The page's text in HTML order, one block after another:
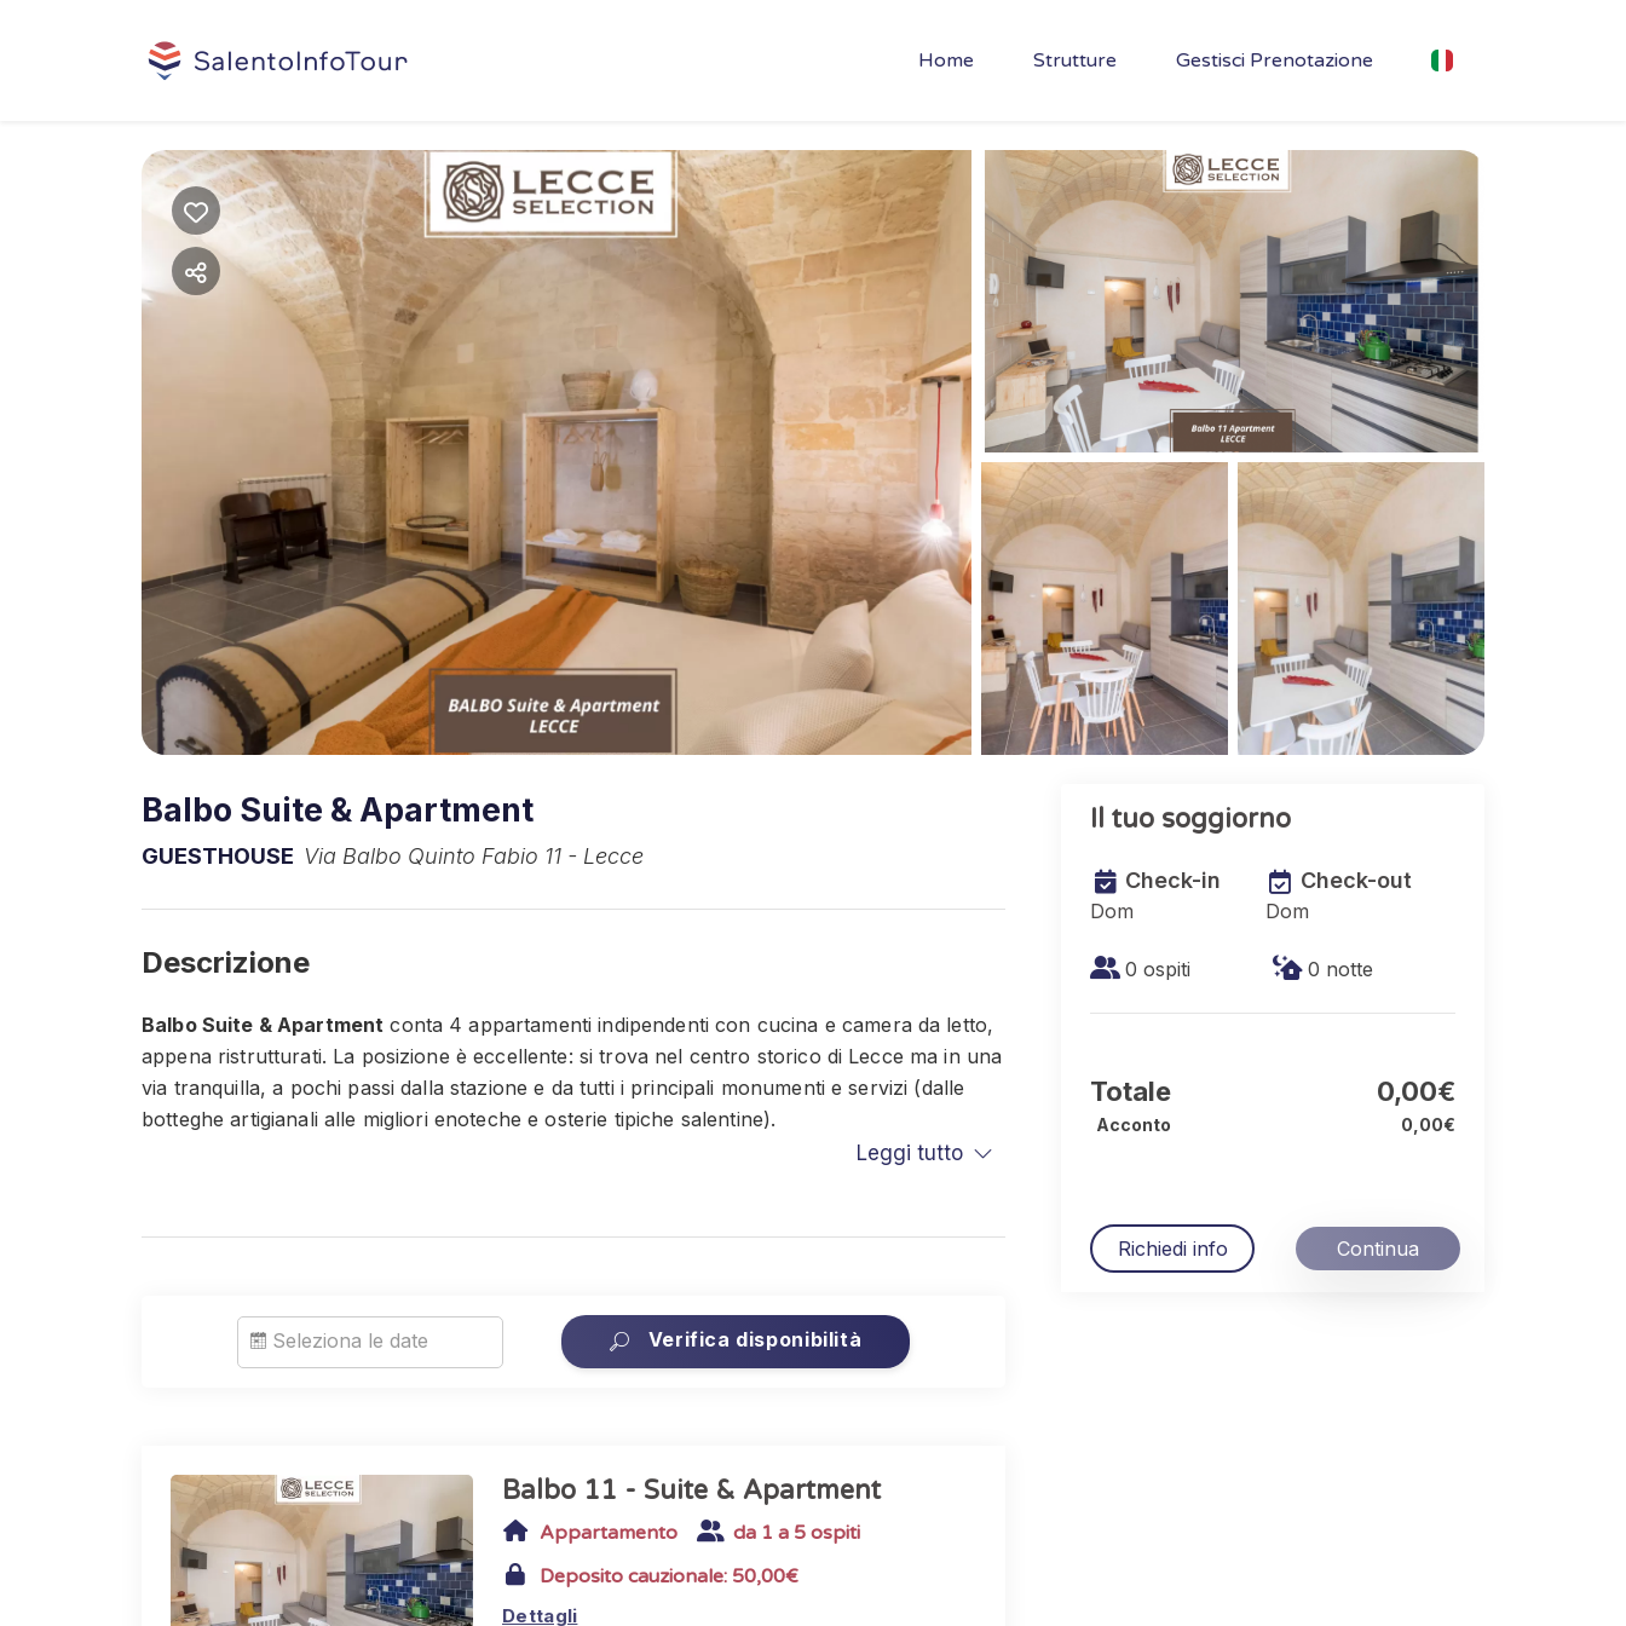
Home Strutture Gestisci Prenotazione
Balbo Suite & Apartment
GUESTHOUSE Via Balbo Quinto Fabio 11 - Lecce
Descrizione
Balbo Suite & Apartment conta 4 appartamenti indipendenti con cucina e camera da letto,
appena ristrutturati. La posizione è eccellente: si trova nel centro storico di Lecce ma in una
via tranquilla, a pochi passi dalla stazione e da tutti i principali monumenti e servizi (dalle
botteghe artigianali alle migliori enoteche e osterie tipiche salentine).
🕑 CHECK-IN: dalle 15:00 alle 24:00
⏰ CHECK-OUT: entro le ore 10:00
pulizie quotidiane 🧽
Il cambio della biancheria è previsto a ogni nuovo arrivo e, per soggiorni superiori a una
settimana, viene effettuato una volta ogni sette giorni, salvo esigenze particolari.
Leggi tutto
Seleziona le date Verifica disponibilità
Balbo 11 - Suite & Apartment
Appartamento
da 1 a 5 ospiti
Deposito cauzionale: 50,00€
Dettagli
Il tuo soggiorno
Check-in
Dom
Check-out
Dom
0 ospiti 0 notte
Totale
Acconto
0,00€
0,00€
Richiedi info Continua